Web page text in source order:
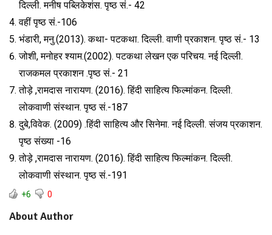
दिल्ली. मनीष पब्लिकेशंस. पृष्ठ सं.- 42
वहीं पृष्ठ सं.-106
भंडारी, मनु.(2013). कथा- पटकथा. दिल्ली. वाणी प्रकाशन. पृष्ठ सं.- 13
जोशी, मनोहर श्याम.(2002). पटकथा लेखन एक परिचय. नई दिल्ली.
राजकमल प्रकाशन .पृष्ठ सं.- 21
तोड़े ,रामदास नारायण. (2016). हिंदी साहित्य फिल्मांकन. दिल्ली.
लोकवाणी संस्थान. पृष्ठ सं.-187
दुबे,विवेक. (2009) .हिंदी साहित्य और सिनेमा. नई दिल्ली. संजय प्रकाशन.
पृष्ठ संख्या -16
तोड़े ,रामदास नारायण. (2016). हिंदी साहित्य फिल्मांकन. दिल्ली.
लोकवाणी संस्थान. पृष्ठ सं.-191
+6 0
About Author